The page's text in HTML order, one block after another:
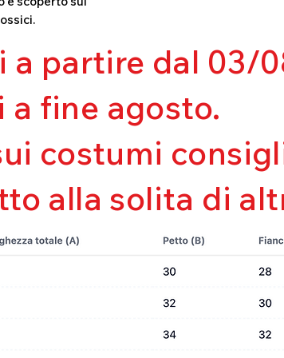
Bielastico
partire dal 03/
a fine agosto.
costumi
alla solita di